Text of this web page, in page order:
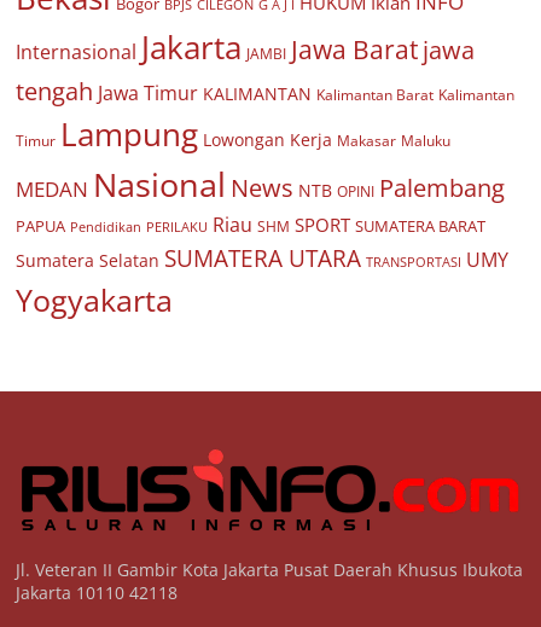
BPJS CILEGON G A J I
Internasional Jakarta JAMBI Jawa Baratjawa
tengah Jawa Timur KALIMANTAN Kalimantan Barat Kalimantan
Timur Lampung Lowongan Kerja Makasar Maluku
MEDAN Nasional News NTB OPINI Palembang
PAPUA Pendidikan PERILAKU Riau SHM SPORT SUMATERA BARAT
Sumatera Selatan SUMATERA UTARA TRANSPORTASI UMY
Yogyakarta
Jl. Veteran II Gambir Kota Jakarta Pusat Daerah Khusus Ibukota
Jakarta 10110 42118